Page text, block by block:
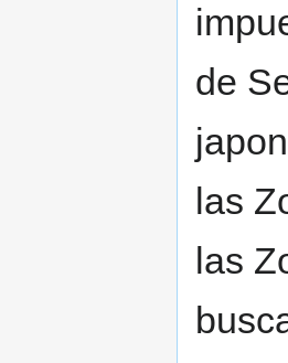
de
las
las